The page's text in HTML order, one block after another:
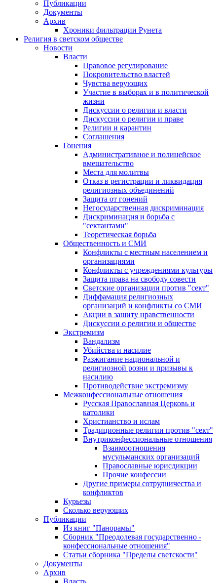
Публикации
Документы
Архив
Хроники фильтрации Рунета
Религия в светском обществе
Новости
Власти
Правовое регулирование
Покровительство властей
Чувства верующих
Участие в выборах и в политической
жизни
Дискуссии о религии и власти
Дискуссии о религии и праве
Религии и карантин
Соглашения
Гонения
Административное и полицейское
вмешательство
Места для молитвы
Отказ в регистрации и ликвидация
религиозных объединений
Защита от гонений
Негосударственная дискриминация
Дискриминация и борьба с
"сектантами"
Теоретическая борьба
Общественность и СМИ
Конфликты с местным населением и
организациями
Конфликты с учреждениями культуры
Защита права на свободу совести
Светские организации против "сект"
Диффамация религиозных
организаций и конфликты со СМИ
Акции в защиту нравственности
Дискуссии о религии и обществе
Экстремизм
Вандализм
Убийства и насилие
Разжигание национальной и
религиозной розни и призывы к
насилию
Противодействие экстремизму
Межконфессиональные отношения
Русская Православная Церковь и
католики
Христианство и ислам
Традиционные религии против "сект"
Внутриконфессиональные отношения
Взаимоотношения
мусульманских организаций
Православные юрисдикции
Прочие конфессии
Другие примеры сотрудничества и
конфликтов
Курьезы
Сколько верующих
Публикации
Из книг "Панорамы"
Сборник "Преодолевая государственно -
конфессиональные отношения"
Статьи сборника "Пределы светскости"
Документы
Архив